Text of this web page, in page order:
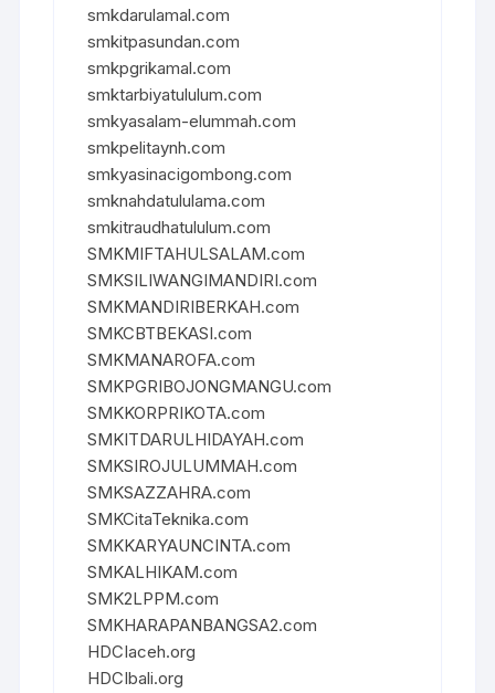
smkdarulamal.com
smkitpasundan.com
smkpgrikamal.com
smktarbiyatululum.com
smkyasalam-elummah.com
smkpelitaynh.com
smkyasinacigombong.com
smknahdatululama.com
smkitraudhatululum.com
SMKMIFTAHULSALAM.com
SMKSILIWANGIMANDIRI.com
SMKMANDIRIBERKAH.com
SMKCBTBEKASI.com
SMKMANAROFA.com
SMKPGRIBOJONGMANGU.com
SMKKORPRIKOTA.com
SMKITDARULHIDAYAH.com
SMKSIROJULUMMAH.com
SMKSAZZAHRA.com
SMKCitaTeknika.com
SMKKARYAUNCINTA.com
SMKALHIKAM.com
SMK2LPPM.com
SMKHARAPANBANGSA2.com
HDCIaceh.org
HDCIbali.org